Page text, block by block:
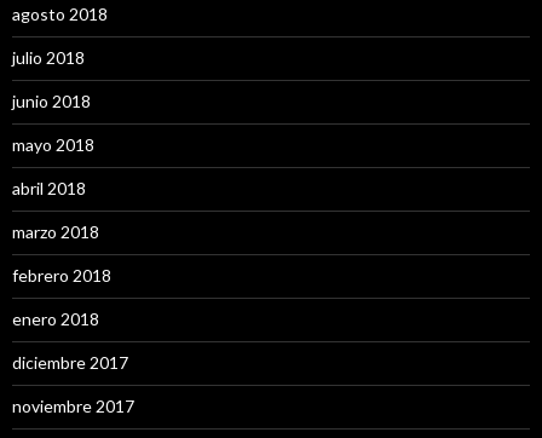
agosto 2018
julio 2018
junio 2018
mayo 2018
abril 2018
marzo 2018
febrero 2018
enero 2018
diciembre 2017
noviembre 2017